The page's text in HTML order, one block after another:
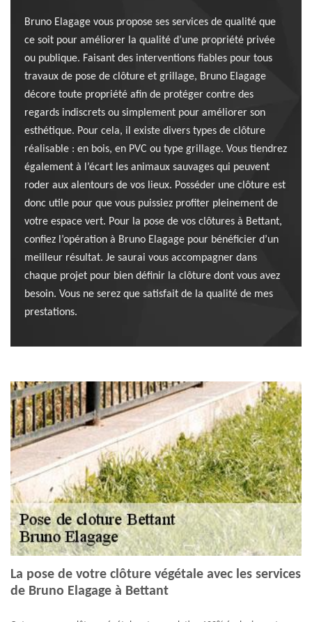
Bruno Elagage vous propose ses services de qualité que
ce soit pour améliorer la qualité d’une propriété privée
ou publique. Faisant des interventions fiables pour tous
travaux de pose de clôture et grillage, Bruno Elagage
décore toute propriété afin de protéger contre des
regards indiscrets ou simplement pour améliorer son
esthétique. Pour cela, il existe divers types de clôture
réalisable : en bois, en PVC ou type grillage. Vous tiendrez
également à l’écart les animaux sauvages qui peuvent
roder aux alentours de vos lieux. Posséder une clôture est
donc utile pour que vous puissiez profiter pleinement de
votre espace vert. Pour la pose de vos clôtures à Bettant,
confiez l’opération à Bruno Elagage pour bénéficier d’un
meilleur résultat. Je saurai vous accompagner dans
chaque projet pour bien définir la clôture dont vous avez
besoin. Vous ne serez que satisfait de la qualité de mes
prestations.
La pose de votre clôture végétale avec les services
de Bruno Elagage à Bettant